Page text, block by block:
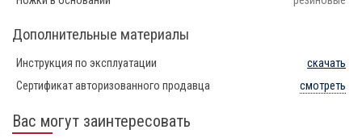
Дополнительные материалы
Инструкция по эксплуатации
скачать
Сертификат авторизованного продавца
смотреть
Вас могут заинтересовать